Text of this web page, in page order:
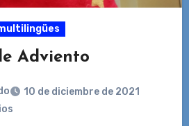
Adviento
10 de diciembre de 2021